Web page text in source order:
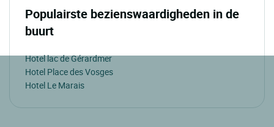
Populairste bezienswaardigheden in de
buurt
Hotel lac de Gérardmer
Hotel Place des Vosges
Hotel Le Marais